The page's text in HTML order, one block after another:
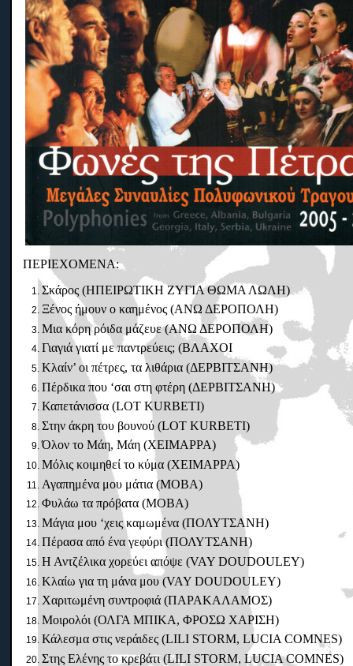
ΠΕΡΙΕΧΟΜΕΝΑ:
Σκάρος (ΗΠΕΙΡΩΤΙΚΗ ΖΥΓΙΑ ΘΩΜΑ ΛΩΛΗ)
Ξένος ήμουν ο καημένος (ΑΝΩ ΔΕΡΟΠΟΛΗ)
Μια κόρη ρόιδα μάζευε (ΑΝΩ ΔΕΡΟΠΟΛΗ)
Γιαγιά γιατί με παντρεύεις; (ΒΛΑΧΟΙ
Κλαίν’ οι πέτρες, τα λιθάρια (ΔΕΡΒΙΤΣΑΝΗ)
Πέρδικα που ‘σαι στη φτέρη (ΔΕΡΒΙΤΣΑΝΗ)
Καπετάνισσα (LOT KURBETI)
Στην άκρη του βουνού (LOT KURBETI)
Όλον το Μάη, Μάη (ΧΕΙΜΑΡΡΑ)
Μόλις κοιμηθεί το κύμα (ΧΕΙΜΑΡΡΑ)
Αγαπημένα μου μάτια (ΜΟΒΑ)
Φυλάω τα πρόβατα (ΜΟΒΑ)
Μάγια μου ‘χεις καμωμένα (ΠΟΛΥΤΣΑΝΗ)
Πέρασα από ένα γεφύρι (ΠΟΛΥΤΣΑΝΗ)
Η Αντζέλικα χορεύει απόψε (VAY DOUDOULEY)
Κλαίω για τη μάνα μου (VAY DOUDOULEY)
Χαριτωμένη συντροφιά (ΠΑΡΑΚΑΛΑΜΟΣ)
Μοιρολόι (ΟΛΓΑ ΜΠΙΚΑ, ΦΡΟΣΩ ΧΑΡΙΣΗ)
Κάλεσμα στις νεράιδες (LILI STORM, LUCIA COMNES)
Στης Ελένης το κρεβάτι (LILI STORM, LUCIA COMNES)